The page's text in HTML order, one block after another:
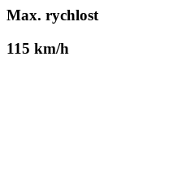
Max. rychlost
115 km/h